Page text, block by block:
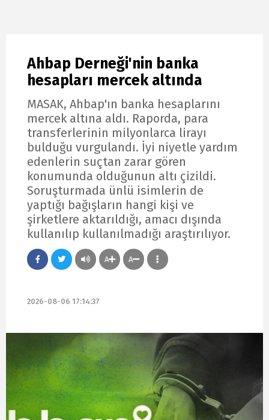
Ahbap Derneği'nin banka
hesapları mercek altında
MASAK, Ahbap'ın banka hesaplarını
mercek altına aldı. Raporda, para
transferlerinin milyonlarca lirayı
bulduğu vurgulandı. İyi niyetle yardım
edenlerin suçtan zarar gören
konumunda olduğunun altı çizildi.
Soruşturmada ünlü isimlerin de
yaptığı bağışların hangi kişi ve
şirketlere aktarıldığı, amacı dışında
kullanılıp kullanılmadığı araştırılıyor.
A A
2026-08-06 17:14:37